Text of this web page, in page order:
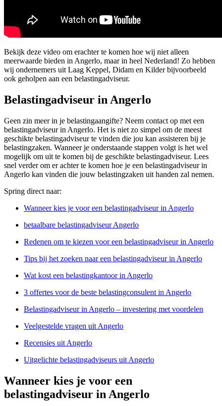
Bekijk deze video om erachter te komen hoe wij niet alleen
meerwaarde bieden in Angerlo, maar in heel Nederland! Zo hebben
wij ondernemers uit Laag Keppel, Didam en Kilder bijvoorbeeld
ook geholpen aan een belastingadviseur.
Belastingadviseur in Angerlo
Geen zin meer in je belastingaangifte? Neem contact op met een
belastingadviseur in Angerlo. Het is niet zo simpel om de meest
geschikte belastingadviseur te vinden die jou kan assisteren bij je
belastingzaken. Wanneer je onderstaande stappen volgt is het wel
mogelijk om uit te komen bij de geschikte belastingadviseur. Lees
snel verder om er achter te komen hoe je een belastingadviseur in
Angerlo kan vinden die jouw belastingzaken uit handen zal nemen.
Spring direct naar:
Wanneer kies je voor een belastingadviseur in Angerlo
betaalbare belastingadviseur Angerlo
Redenen om te kiezen voor een belastingadviseur in Angerlo
Tips bij het zoeken naar een belastingadviseur in Angerlo
Wat kost een belastingkantoor in Angerlo
3 offertes voor de beste belastingconsulent in Angerlo
Belastingadviseur in Angerlo – investering met voordelen
Veelgestelde vragen uit Angerlo
Recensies uit Angerlo
Uitgelichte belastingadviseurs uit Angerlo
Wanneer kies je voor een
belastingadviseur in Angerlo